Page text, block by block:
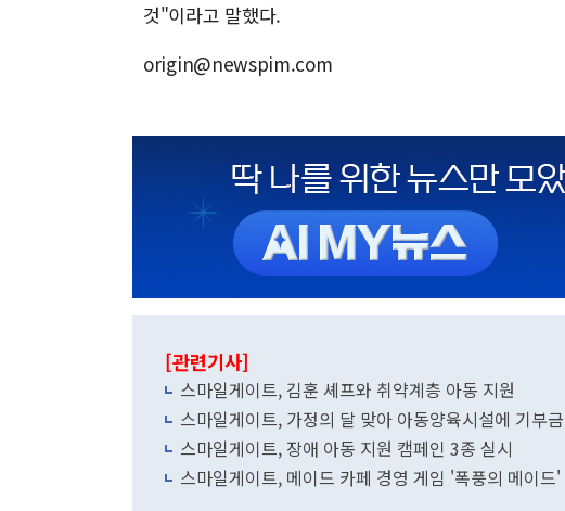
것"이라고 말했다.
origin@newspim.com
[관련기사]
스마일게이트, 김훈 셰프와 취약계층 아동 지원
스마일게이트, 가정의 달 맞아 아동양육시설에 기부
스마일게이트, 장애 아동 지원 캠페인 3종 실시
스마일게이트, 메이드 카페 경영 게임 '폭풍의 메이드'